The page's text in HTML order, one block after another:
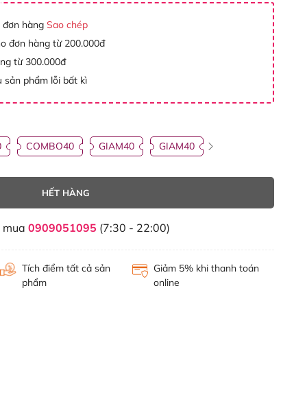
hàng Sao chép
đơn hàng từ 200.000đ
từ 300.000đ
phẩm lỗi bất kì
COMBO40 GIAM40 GIAM40
HẾT HÀNG
mua 0909051095 (7:30 - 22:00)
Tích điểm tất cả sản
phẩm
Giảm 5% khi thanh toán
online